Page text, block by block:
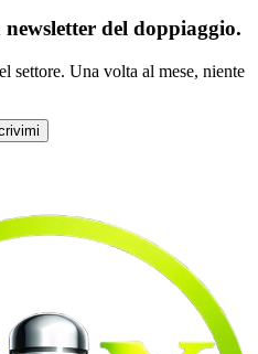
newsletter del doppiaggio.
settore. Una volta al mese, niente